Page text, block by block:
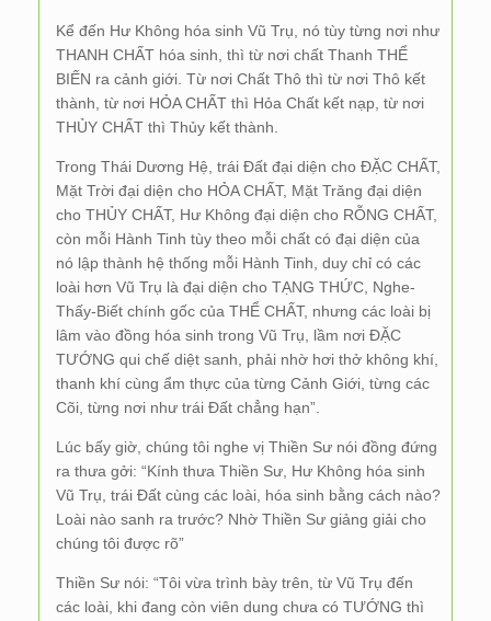
Kể đến Hư Không hóa sinh Vũ Trụ, nó tùy từng nơi như
THANH CHẤT hóa sinh, thì từ nơi chất Thanh THỂ
BIẾN ra cảnh giới. Từ nơi Chất Thô thì từ nơi Thô kết
thành, từ nơi HỎA CHẤT thì Hỏa Chất kết nạp, từ nơi
THỦY CHẤT thì Thủy kết thành.
Trong Thái Dương Hệ, trái Đất đại diện cho ĐẶC CHẤT,
Mặt Trời đại diện cho HỎA CHẤT, Mặt Trăng đại diện
cho THỦY CHẤT, Hư Không đại diện cho RỖNG CHẤT,
còn mỗi Hành Tinh tùy theo mỗi chất có đại diện của
nó lập thành hệ thống mỗi Hành Tinh, duy chỉ có các
loài hơn Vũ Trụ là đại diện cho TẠNG THỨC, Nghe-
Thấy-Biết chính gốc của THỂ CHẤT, nhưng các loài bị
lâm vào đồng hóa sinh trong Vũ Trụ, lầm nơi ĐẶC
TƯỚNG qui chế diệt sanh, phải nhờ hơi thở không khí,
thanh khí cùng ẩm thực của từng Cảnh Giới, từng các
Cõi, từng nơi như trái Đất chẳng hạn”.
Lúc bấy giờ, chúng tôi nghe vị Thiền Sư nói đồng đứng
ra thưa gởi: “Kính thưa Thiền Sư, Hư Không hóa sinh
Vũ Trụ, trái Đất cùng các loài, hóa sinh bằng cách nào?
Loài nào sanh ra trước? Nhờ Thiền Sư giảng giải cho
chúng tôi được rõ”
Thiền Sư nói: “Tôi vừa trình bày trên, từ Vũ Trụ đến
các loài, khi đang còn viên dung chưa có TƯỚNG thì